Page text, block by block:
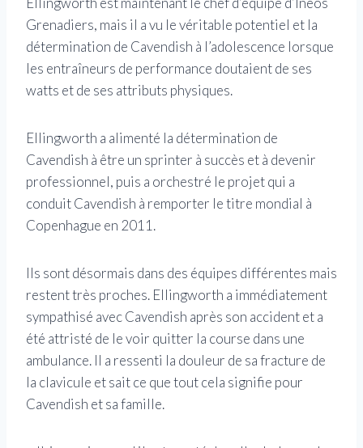
Grenadiers, mais il a vu le véritable potentiel et la
détermination de Cavendish à l’adolescence lorsque
les entraîneurs de performance doutaient de ses
watts et de ses attributs physiques.
Ellingworth a alimenté la détermination de
Cavendish à être un sprinter à succès et à devenir
professionnel, puis a orchestré le projet qui a
conduit Cavendish à remporter le titre mondial à
Copenhague en 2011.
Ils sont désormais dans des équipes différentes mais
restent très proches. Ellingworth a immédiatement
sympathisé avec Cavendish après son accident et a
été attristé de le voir quitter la course dans une
ambulance. Il a ressenti la douleur de sa fracture de
la clavicule et sait ce que tout cela signifie pour
Cavendish et sa famille.